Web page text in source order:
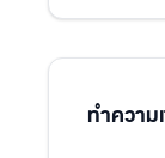
ทำความ